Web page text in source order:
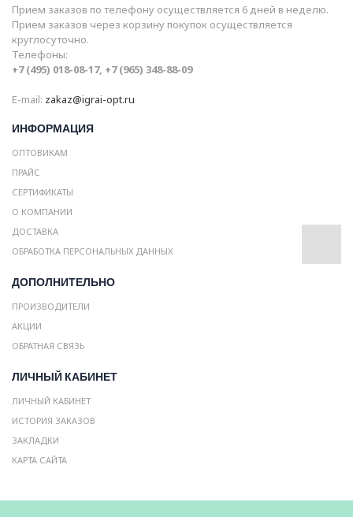
Прием заказов по телефону осуществляется 6 дней в неделю.
Прием заказов через корзину покупок осуществляется
круглосуточно.
Телефоны:
+7 (495) 018-08-17, +7 (965) 348-88-09
E-mail: zakaz@igrai-opt.ru
ИНФОРМАЦИЯ
ОПТОВИКАМ
ПРАЙС
СЕРТИФИКАТЫ
О КОМПАНИИ
ДОСТАВКА
ОБРАБОТКА ПЕРСОНАЛЬНЫХ ДАННЫХ
ДОПОЛНИТЕЛЬНО
ПРОИЗВОДИТЕЛИ
АКЦИИ
ОБРАТНАЯ СВЯЗЬ
ЛИЧНЫЙ КАБИНЕТ
ЛИЧНЫЙ КАБИНЕТ
ИСТОРИЯ ЗАКАЗОВ
ЗАКЛАДКИ
КАРТА САЙТА